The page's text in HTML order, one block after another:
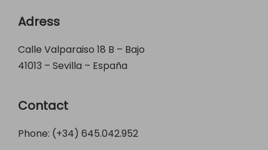
Adress
Calle Valparaiso 18 B – Bajo
41013 – Sevilla – España
Contact
Phone: (+34) 645.042.952